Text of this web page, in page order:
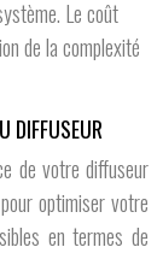
Le coût
de la complexité
DIFFUSEUR
de votre diffuseur
optimiser votre
en termes de